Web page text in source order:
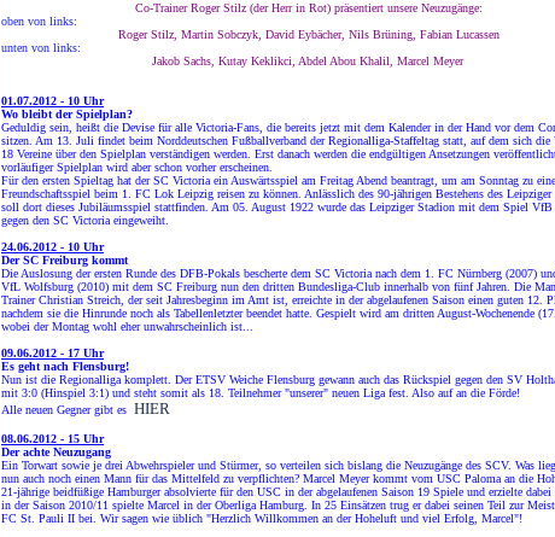
Co-Trainer Roger Stilz (der Herr in Rot) präsentiert unsere Neuzugänge:
oben von links:
Roger Stilz, Martin Sobczyk, David Eybächer, Nils Brüning, Fabian Lucassen
unten von links:
Jakob Sachs, Kutay Keklikci, Abdel Abou Khalil, Marcel Meyer
01.07.2012 - 10 Uhr
Wo bleibt der Spielplan?
Geduldig sein, heißt die Devise für alle Victoria-Fans, die bereits jetzt mit dem Kalender in der Hand vor dem
sitzen. Am 13. Juli findet beim Norddeutschen Fußballverband der Regionalliga-Staffeltag statt, auf dem sich die
18 Vereine über den Spielplan verständigen werden. Erst danach werden die endgültigen Ansetzungen
vorläufiger Spielplan wird aber schon vorher erscheinen.
Für den ersten Spieltag hat der SC Victoria ein Auswärtsspiel am Freitag Abend beantragt, um am Sonntag zu
Freundschaftsspiel beim 1. FC Lok Leipzig reisen zu können. Anlässlich des 90-jährigen Bestehens des Leipziger
soll dort dieses Jubiläumsspiel stattfinden. Am 05. August 1922 wurde das Leipziger Stadion mit dem Spiel
gegen den SC Victoria eingeweiht.
24.06.2012 - 10 Uhr
Der SC Freiburg kommt
Die Auslosung der ersten Runde des DFB-Pokals bescherte dem SC Victoria nach dem 1. FC Nürnberg (2007)
VfL Wolfsburg (2010) mit dem SC Freiburg nun den dritten Bundesliga-Club innerhalb von fünf Jahren. Die
Trainer Christian Streich, der seit Jahresbeginn im Amt ist, erreichte in der abgelaufenen Saison einen guten 12.
nachdem sie die Hinrunde noch als Tabellenletzter beendet hatte. Gespielt wird am dritten August-Wochenende
wobei der Montag wohl eher unwahrscheinlich ist...
09.06.2012 - 17 Uhr
Es geht nach Flensburg!
Nun ist die Regionalliga komplett. Der ETSV Weiche Flensburg gewann auch das Rückspiel gegen den SV
mit 3:0 (Hinspiel 3:1) und steht somit als 18. Teilnehmer "unserer" neuen Liga fest. Also auf an die Förde!
Alle neuen Gegner gibt es HIER
08.06.2012 - 15 Uhr
Der achte Neuzugang
Ein Torwart sowie je drei Abwehrspieler und Stürmer, so verteilen sich bislang die Neuzugänge des SCV. Was
nun auch noch einen Mann für das Mittelfeld zu verpflichten? Marcel Meyer kommt vom USC Paloma an die
21-jährige beidfüßige Hamburger absolvierte für den USC in der abgelaufenen Saison 19 Spiele und erzielte dabei
in der Saison 2010/11 spielte Marcel in der Oberliga Hamburg. In 25 Einsätzen trug er dabei seinen Teil zur
FC St. Pauli II bei. Wir sagen wie üblich "Herzlich Willkommen an der Hoheluft und viel Erfolg, Marcel"!